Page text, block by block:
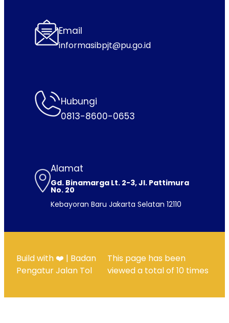
Email
informasibpjt@pu.go.id
Hubungi
0813-8600-0653
Alamat
Gd. Binamarga Lt. 2-3, Jl. Pattimura
No. 20
Kebayoran Baru Jakarta Selatan 12110
Build with ❤️ | Badan
Pengatur Jalan Tol
This page has been
viewed a total of10 times